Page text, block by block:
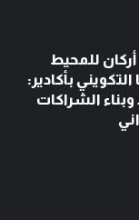
للمحيط
بأكادير:
وبناء الشراكات